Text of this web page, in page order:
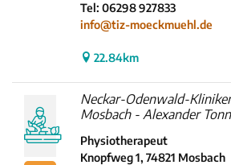
Tel: 06298 927833
info@tiz-moeckmuehl.de
22.84km
Neckar-Odenwald-
Mosbach - Alexander Tonn
Physiotherapeut
Knopfweg 1, 74821 Mosbach